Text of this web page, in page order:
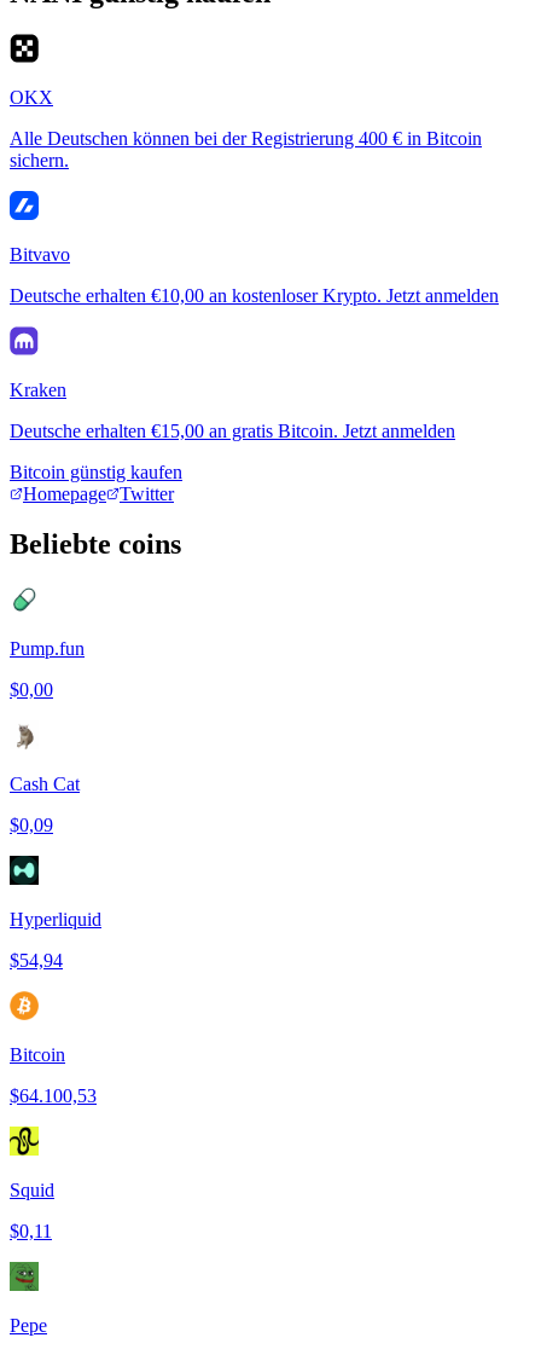
OKX
Alle Deutschen können bei der Registrierung 400 € in Bitcoin
sichern.
Bitvavo
Deutsche erhalten €10,00 an kostenloser Krypto. Jetzt anmelden
Kraken
Deutsche erhalten €15,00 an gratis Bitcoin. Jetzt anmelden
Bitcoin günstig kaufen
Homepage
Twitter
Beliebte coins
Pump.fun
$0,00
Cash Cat
$0,09
Hyperliquid
$54,94
Bitcoin
$64.100,53
Squid
$0,11
Pepe